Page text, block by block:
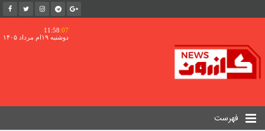
11:58:07
دوشنبه ۱۹ام مرداد ۱۴۰۵
فهرست